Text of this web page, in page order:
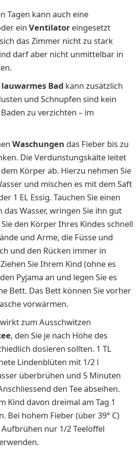
Tagen kann auch eine
ein Ventilator eingesetzt
das Zimmer nicht zu stark
darf aber nicht unmittelbar in
lauwarmes Bad kann zusätzlich
und Schnupfen sind kein
zu verzichten – im
Waschungen das Fieber bis zu
Die Verdunstungskälte leitet
Körper ab. Hierzu nehmen Sie
und mischen es mit dem Saft
1 EL Essig. Tauchen Sie einen
das Wasser, wringen Sie ihn gut
den Körper Ihres Kindes schnell
und Arme, die Füsse und
und den Rücken immer in
Sie Ihrem Kind (ohne es
Pyjama an und legen Sie es
Bett. Das Bett können Sie vorher
vorwärmen.
zum Ausschwitzen
, den Sie je nach Höhe des
dosieren sollten. 1 TL
Lindenblüten mit 1/2 l
überbrühen und 5 Minuten
den Tee abseihen.
Kind davon dreimal am Tag 1
Bei hohem Fieber (über 39° C)
nur 1/2 Teelöffel